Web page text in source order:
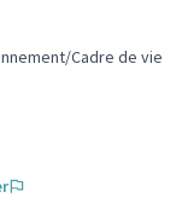
résultats de laCadre de vie